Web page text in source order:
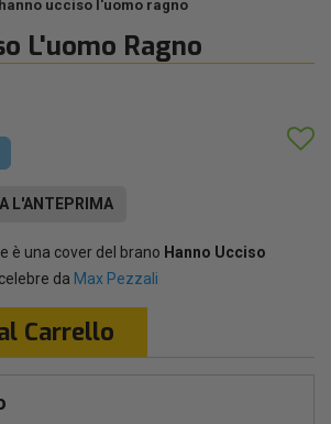
hanno ucciso l'uomo ragno
L'uomo Ragno
L'ANTEPRIMA
è una cover del brano Hanno Ucciso
da Max Pezzali
Carrello